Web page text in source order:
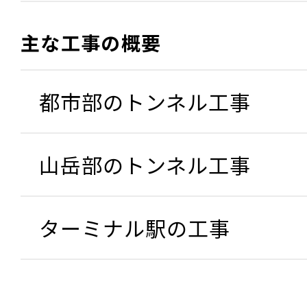
主な工事の概要
都市部のトンネル工事
山岳部のトンネル工事
ターミナル駅の工事